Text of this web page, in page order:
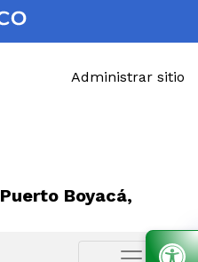
Administrar sitio
Puerto Boyacá,